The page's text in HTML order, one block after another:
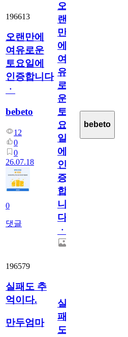
196613
오랜만에
여유로운
토요일에
인증합니다
ㆍ
bebeto
12
0
0
26.07.18
0
댓글
오
랜
만
에
여
유
로
운
토
요
일
에
인
증
합
니
다
ㆍ
bebeto
196579
실패도 추
억이다.
만두엄마
실
패
도